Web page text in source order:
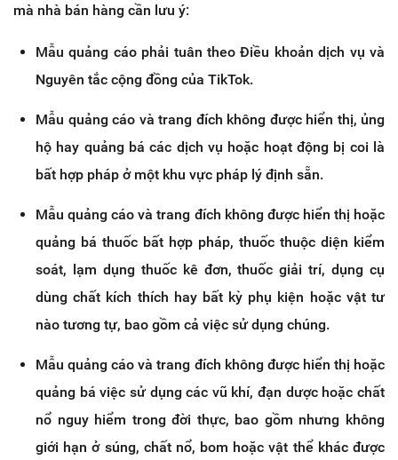
mà nhà bán hàng cần lưu ý:
Mẫu quảng cáo phải tuân theo Điều khoản dịch vụ và
Nguyên tắc cộng đồng của TikTok.
Mẫu quảng cáo và trang đích không được hiển thị, ủng
hộ hay quảng bá các dịch vụ hoặc hoạt động bị coi là
bất hợp pháp ở một khu vực pháp lý định sẵn.
Mẫu quảng cáo và trang đích không được hiển thị hoặc
quảng bá thuốc bất hợp pháp, thuốc thuộc diện kiểm
soát, lạm dụng thuốc kê đơn, thuốc giải trí, dụng cụ
dùng chất kích thích hay bất kỳ phụ kiện hoặc vật tư
nào tương tự, bao gồm cả việc sử dụng chúng.
Mẫu quảng cáo và trang đích không được hiển thị hoặc
quảng bá việc sử dụng các vũ khí, đạn dược hoặc chất
nổ nguy hiểm trong đời thực, bao gồm nhưng không
giới hạn ở súng, chất nổ, bom hoặc vật thể khác được